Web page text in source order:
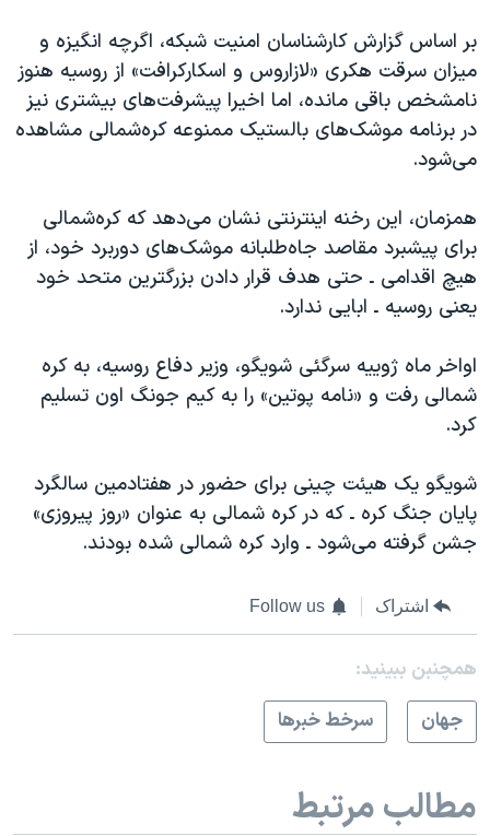
بر اساس گزارش کارشناسان امنیت شبکه، اگرچه انگیزه و
میزان سرقت هکری «لازاروس و اسکارکرافت» از روسیه هنوز
نامشخص باقی مانده، اما اخیرا پیشرفت‌های بیشتری نیز
در برنامه موشک‌های بالستیک ممنوعه کره‌شمالی مشاهده
می‌شود.
همزمان، این رخنه اینترنتی نشان می‌دهد که کره‌شمالی
برای پیشبرد مقاصد جاه‌طلبانه موشک‌های دوربرد خود، از
هیچ اقدامی ـ حتی هدف قرار دادن بزرگترین متحد خود
یعنی روسیه ـ ابایی ندارد.
اواخر ماه ژوییه سرگئی شویگو، وزیر دفاع روسیه، به کره
شمالی رفت و «نامه پوتین» را به کیم جونگ اون تسلیم
کرد.
شویگو یک هیئت چینی برای حضور در هفتادمین سالگرد
پایان جنگ کره ـ که در کره شمالی به عنوان «روز پیروزی»
جشن گرفته می‌شود ـ وارد کره شمالی شده بودند.
اشتراک Follow us
همچنبن ببینید:
جهان
سرخط خبرها
مطالب مرتبط